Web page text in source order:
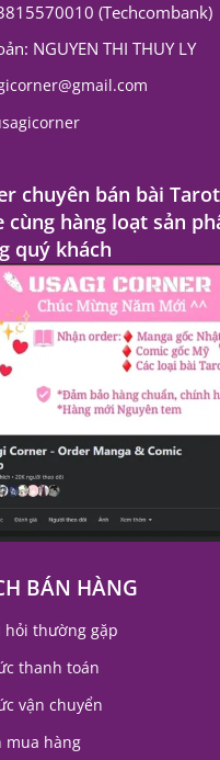
(Techcombank)
NGUYEN THI THUY LY
chuyên bán bài
cùng hàng loạt sản
quý khách
BÁN HÀNG
hỏi thường gặp
thanh toán
vận chuyển
mua hàng